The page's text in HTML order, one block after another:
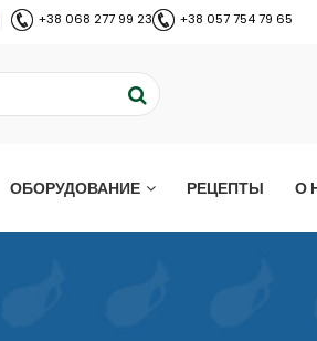
+38 068 277 99 23 +38 057 754 79 65
ОБОРУДОВАНИЕ РЕЦЕПТЫ О